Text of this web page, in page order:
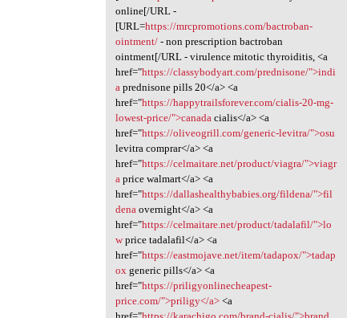
online[/URL -
[URL=https://mrcpromotions.com/bactroban-
ointment/- non prescription bactroban
ointment[/URL - virulence mitotic thyroiditis, <a
href="https://classybodyart.com/prednisone/">indi
aprednisone pills 20</a> <a
href="https://happytrailsforever.com/cialis-20-mg-
lowest-price/">canadacialis</a> <a
href="https://oliveogrill.com/generic-levitra/">osu
levitra comprar</a> <a
href="https://celmaitare.net/product/viagra/">viagr
aprice walmart</a> <a
href="https://dallashealthybabies.org/fildena/">fil
denaovernight</a> <a
href="https://celmaitare.net/product/tadalafil/">lo
wprice tadalafil</a> <a
href="https://eastmojave.net/item/tadapox/">tadap
oxgeneric pills</a> <a
href="https://priligyonlinecheapest-
price.com/">priligy</a><a